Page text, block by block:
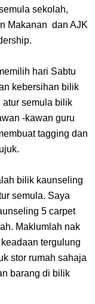
sekolah,
Makanan dan AJK
p.
hari Sabtu
kebersihan bilik
atur semula bilik
-kawan guru
tagging dan
bilik kaunseling
semula. Saya
5 carpet
Maklumlah nak
tergulung
stor rumah sahaja
barang di bilik